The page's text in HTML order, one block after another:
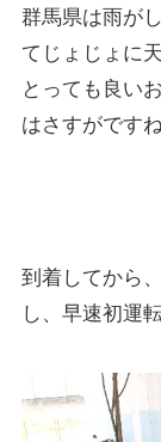
群馬県は雨が
てじょじょに
とっても良い
はさすがです
到着してから
し、早速初運